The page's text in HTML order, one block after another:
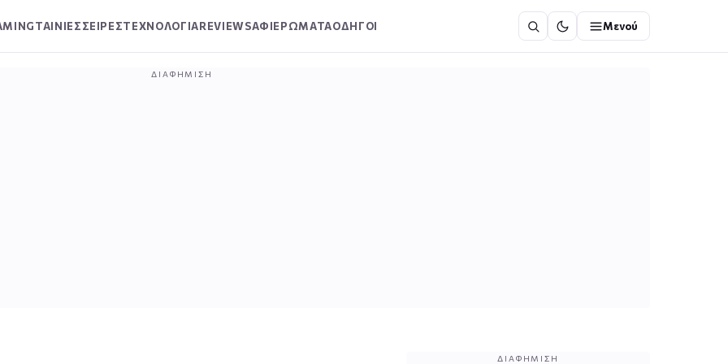
ΤΑΙΝΙΕΣΣΕΙΡΕΣΤΕΧΝΟΛΟΓΙΑREVIEWSΑΦΙΕΡΩΜΑΤΑΟΔΗΓΟΙ Μενού
ΔΙΑΦΉΜΙΣΗ
ΔΙΑΦΉΜΙΣΗ